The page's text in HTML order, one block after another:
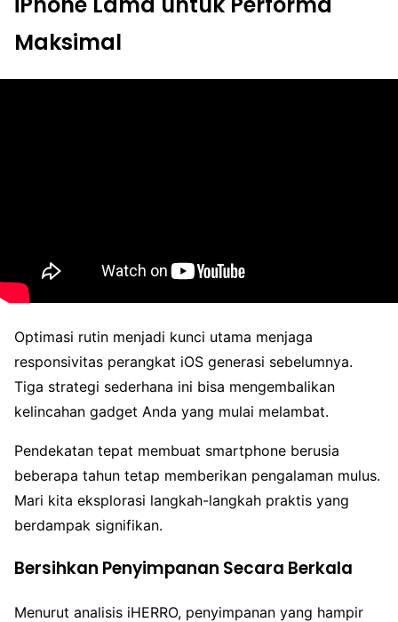
Maksimal
Optimasi rutin menjadi kunci utama menjaga
responsivitas perangkat iOS generasi sebelumnya.
Tiga strategi sederhana ini bisa mengembalikan
kelincahan gadget Anda yang mulai melambat.
Pendekatan tepat membuat smartphone berusia
beberapa tahun tetap memberikan pengalaman mulus.
Mari kita eksplorasi langkah-langkah praktis yang
berdampak signifikan.
Bersihkan Penyimpanan Secara Berkala
Menurut analisis iHERRO, penyimpanan yang hampir